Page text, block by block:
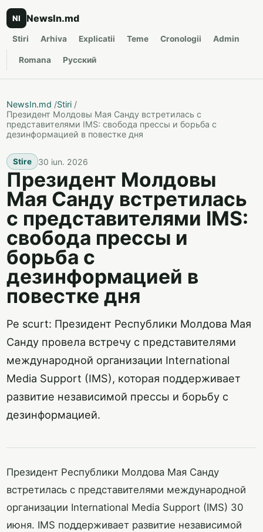
NI NewsIn.md
Stiri Arhiva Explicatii Teme Cronologii Admin
Romana Русский
NewsIn.md /Stiri /
Президент Молдовы Мая Санду встретилась с
представителями IMS: свобода прессы и борьба с
дезинформацией в повестке дня
Stire 30 iun. 2026
Президент Молдовы
Мая Санду встретилась
с представителями IMS:
свобода прессы и
борьба с
дезинформацией в
повестке дня
Pe scurt: Президент Республики Молдова Мая
Санду провела встречу с представителями
международной организации International
Media Support (IMS), которая поддерживает
развитие независимой прессы и борьбу с
дезинформацией.
Президент Республики Молдова Мая Санду
встретилась с представителями международной
организации International Media Support (IMS) 30
июня. IMS поддерживает развитие независимой